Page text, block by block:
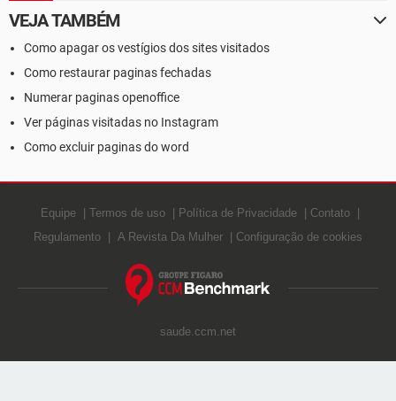
VEJA TAMBÉM
Como apagar os vestígios dos sites visitados
Como restaurar paginas fechadas
Numerar paginas openoffice
Ver páginas visitadas no Instagram
Como excluir paginas do word
Equipe Termos de uso Política de Privacidade
Contato
Regulamento
A Revista Da Mulher Configuração de cookies
saude.ccm.net